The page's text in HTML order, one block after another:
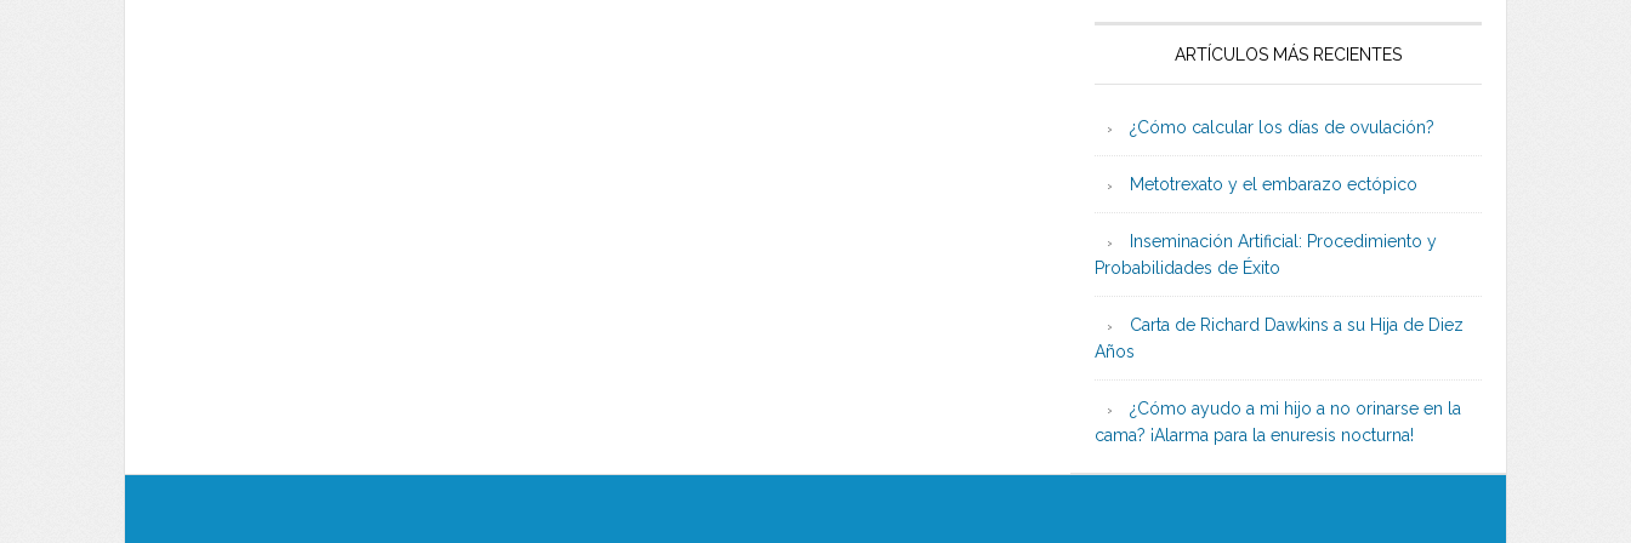
ARTÍCULOS MÁS RECIENTES
¿Cómo calcular los días de ovulación?
Metotrexato y el embarazo ectópico
Inseminación Artificial: Procedimiento y
Probabilidades de Éxito
Carta de Richard Dawkins a su Hija de Diez
Años
¿Cómo ayudo a mi hijo a no orinarse en la
cama? ¡Alarma para la enuresis nocturna!